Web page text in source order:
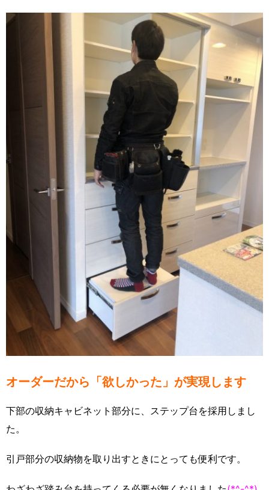
オーダーだから「欲しかった」が実現します
下部の収納キャビネット部分に、ステップ台を採用しまし
た。
引戸部分の収納物を取り出すときにとっても便利です。